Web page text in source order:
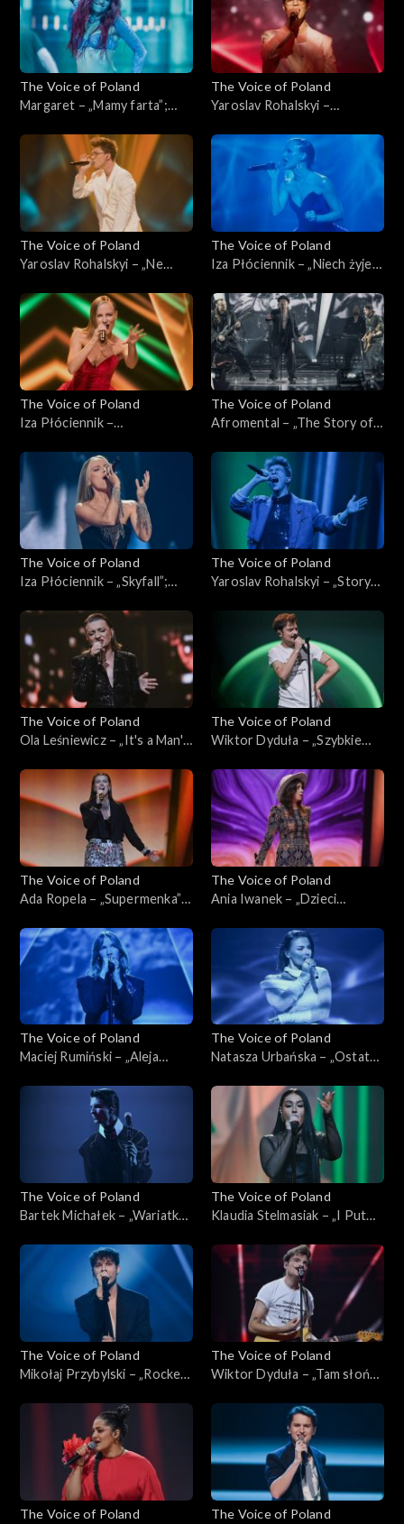
The Voice of Poland
Margaret – „Mamy farta”;
23 listopada 2024
The Voice of Poland
Yaroslav Rohalskyi –
Voice of Poland”, Live, 23
listopada 2024
The Voice of Poland
Yaroslav Rohalskyi – „Ne
Poland”, Live, 23 listopada
2024
The Voice of Poland
Iza Płóciennik – „Niech żyje
Live, 23 listopada 2024
The Voice of Poland
Iza Płóciennik –
Poland”, Live, 23 listopada
2024
The Voice of Poland
Afromental – „The Story of
Poland”, Live, 23 listopada
The Voice of Poland
Iza Płóciennik – „Skyfall”;
16 listopada 2024
The Voice of Poland
Yaroslav Rohalskyi – „Story
Poland”, Live, 16 listopada
The Voice of Poland
Ola Leśniewicz – „It's a Man's
Voice of Poland”, Live, 16
listopada 2024
The Voice of Poland
Wiktor Dyduła – „Szybkie
Poland”, Live, 16 listopada
2024
The Voice of Poland
Ada Ropela – „Supermenka”;
16 listopada 2024
The Voice of Poland
Ania Iwanek – „Dzieci
Poland”, Live, 16 listopada
The Voice of Poland
Maciej Rumiński – „Aleja
Poland”, Live, 16 listopada
The Voice of Poland
Natasza Urbańska – „Ostatni
Live, 16 listopada 2024
The Voice of Poland
Bartek Michałek – „Wariatka
Poland”, Live, 16 listopada
The Voice of Poland
Klaudia Stelmasiak – „I Put
Poland”, Live, 16 listopada
2024
The Voice of Poland
Mikołaj Przybylski – „Rocket
Live, 16 listopada 2024
The Voice of Poland
Wiktor Dyduła – „Tam słońce
Poland”, Live, 16 listopada
The Voice of Poland
The Voice of Poland